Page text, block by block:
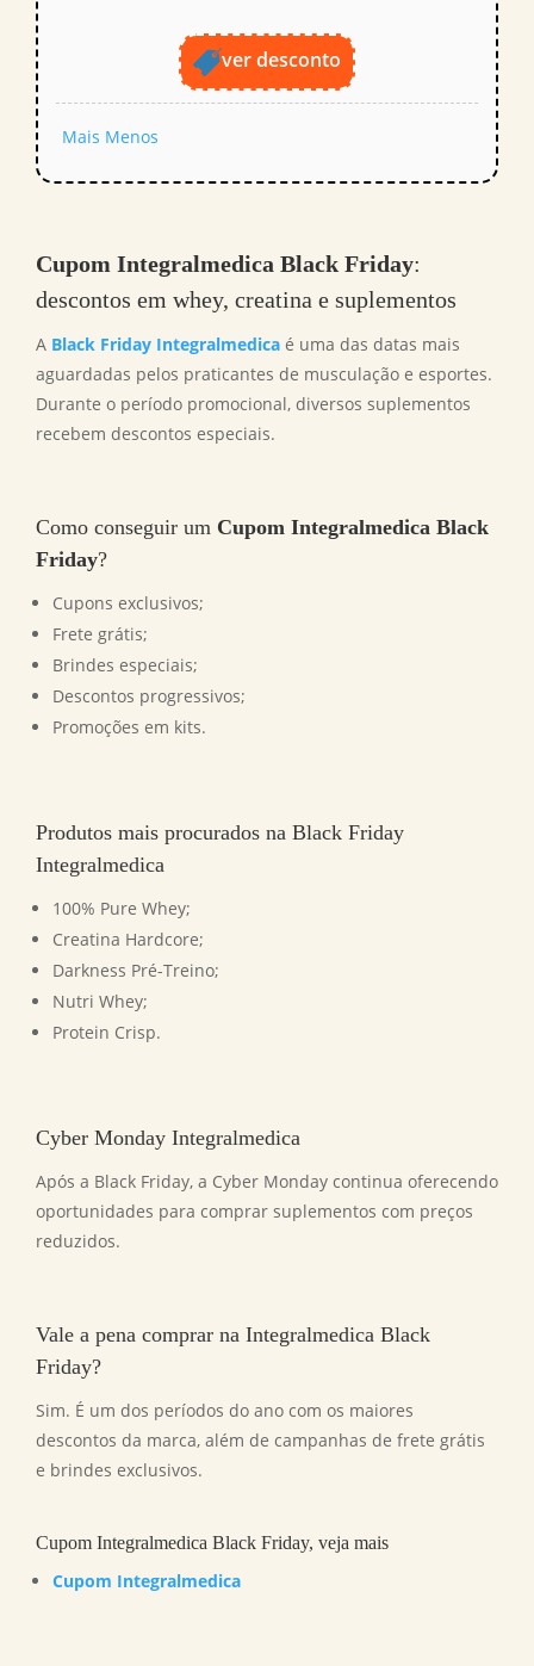
ver desconto
Mais Menos
Cupom Integralmedica Black Friday:
descontos em whey, creatina e suplementos
A Black Friday Integralmedica é uma das datas mais
aguardadas pelos praticantes de musculação e esportes.
Durante o período promocional, diversos suplementos
recebem descontos especiais.
Como conseguir um Cupom Integralmedica Black
Friday?
Cupons exclusivos;
Frete grátis;
Brindes especiais;
Descontos progressivos;
Promoções em kits.
Produtos mais procurados na Black Friday
Integralmedica
100% Pure Whey;
Creatina Hardcore;
Darkness Pré-Treino;
Nutri Whey;
Protein Crisp.
Cyber Monday Integralmedica
Após a Black Friday, a Cyber Monday continua oferecendo
oportunidades para comprar suplementos com preços
reduzidos.
Vale a pena comprar na Integralmedica Black
Friday?
Sim. É um dos períodos do ano com os maiores
descontos da marca, além de campanhas de frete grátis
e brindes exclusivos.
Cupom Integralmedica Black Friday, veja mais
Cupom Integralmedica